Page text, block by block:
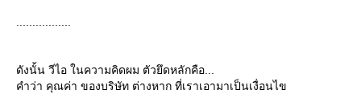
ดังนั้น วีไอ ในความคิดผม ตัวยึดหลักคือ...
คำว่า คุณค่า ของบริษัท ต่างหาก ที่เราเอามาเป็นเงื่อนไข